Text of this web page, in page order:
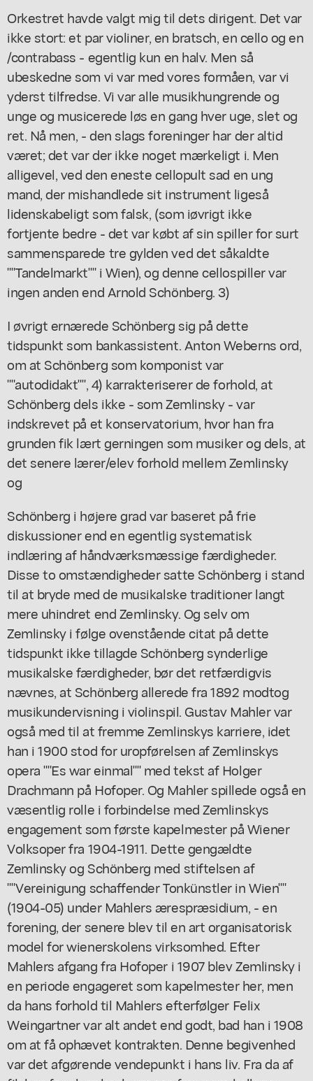
Orkestret havde valgt mig til dets dirigent. Det var
ikke stort: et par violiner, en bratsch, en cello og en
/contrabass - egentlig kun en halv. Men så
ubeskedne som vi var med vores formåen, var vi
yderst tilfredse. Vi var alle musikhungrende og
unge og musicerede løs en gang hver uge, slet og
ret. Nå men, - den slags foreninger har der altid
været; det var der ikke noget mærkeligt i. Men
alligevel, ved den eneste cellopult sad en ung
mand, der mishandlede sit instrument ligeså
lidenskabeligt som falsk, (som iøvrigt ikke
fortjente bedre - det var købt af sin spiller for surt
sammensparede tre gylden ved det såkaldte
""Tandelmarkt"" i Wien), og denne cellospiller var
ingen anden end Arnold Schönberg. 3)
I øvrigt ernærede Schönberg sig på dette
tidspunkt som bankassistent. Anton Weberns ord,
om at Schönberg som komponist var
""autodidakt"", 4) karrakteriserer de forhold, at
Schönberg dels ikke - som Zemlinsky - var
indskrevet på et konservatorium, hvor han fra
grunden fik lært gerningen som musiker og dels, at
det senere lærer/elev forhold mellem Zemlinsky
og
Schönberg i højere grad var baseret på frie
diskussioner end en egentlig systematisk
indlæring af håndværksmæssige færdigheder.
Disse to omstændigheder satte Schönberg i stand
til at bryde med de musikalske traditioner langt
mere uhindret end Zemlinsky. Og selv om
Zemlinsky i følge ovenstående citat på dette
tidspunkt ikke tillagde Schönberg synderlige
musikalske færdigheder, bør det retfærdigvis
nævnes, at Schönberg allerede fra 1892 modtog
musikundervisning i violinspil. Gustav Mahler var
også med til at fremme Zemlinskys karriere, idet
han i 1900 stod for uropførelsen af Zemlinskys
opera ""Es war einmal"" med tekst af Holger
Drachmann på Hofoper. Og Mahler spillede også en
væsentlig rolle i forbindelse med Zemlinskys
engagement som første kapelmester på Wiener
Volksoper fra 1904-1911. Dette gengældte
Zemlinsky og Schönberg med stiftelsen af
""Vereinigung schaffender Tonkünstler in Wien""
(1904-05) under Mahlers ærespræsidium, - en
forening, der senere blev til en art organisatorisk
model for wienerskolens virksomhed. Efter
Mahlers afgang fra Hofoper i 1907 blev Zemlinsky i
en periode engageret som kapelmester her, men
da hans forhold til Mahlers efterfølger Felix
Weingartner var alt andet end godt, bad han i 1908
om at få ophævet kontrakten. Denne begivenhed
var det afgørende vendepunkt i hans liv. Fra da af